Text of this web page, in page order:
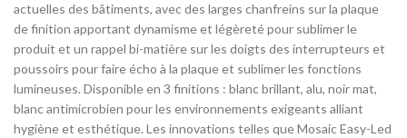
actuelles des bâtiments, avec des larges chanfreins sur la plaque
de finition apportant dynamisme et légèreté pour sublimer le
produit et un rappel bi-matière sur les doigts des interrupteurs et
poussoirs pour faire écho à la plaque et sublimer les fonctions
lumineuses. Disponible en 3 finitions : blanc brillant, alu, noir mat,
blanc antimicrobien pour les environnements exigeants alliant
hygiène et esthétique. Les innovations telles que Mosaic Easy-Led